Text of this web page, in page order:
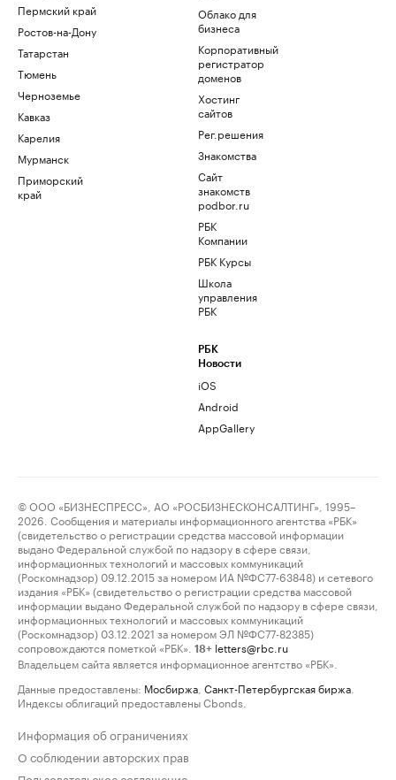
Пермский край
Ростов-на-Дону
Татарстан
Тюмень
Черноземье
Кавказ
Карелия
Мурманск
Приморский
край
Облако для
бизнеса
Корпоративный
регистратор
доменов
Хостинг
сайтов
Рег.решения
Знакомства
Сайт
знакомств
podbor.ru
РБК
Компании
РБК Курсы
Школа
управления
РБК
РБК
Новости
iOS
Android
AppGallery
© ООО «БИЗНЕСПРЕСС», АО «РОСБИЗНЕСКОНСАЛТИНГ», 1995–
2026. Сообщения и материалы информационного агентства «РБК»
(свидетельство о регистрации средства массовой информации
выдано Федеральной службой по надзору в сфере связи,
информационных технологий и массовых коммуникаций
(Роскомнадзор) 09.12.2015 за номером ИА №ФС77-63848) и сетевого
издания «РБК» (свидетельство о регистрации средства массовой
информации выдано Федеральной службой по надзору в сфере связи,
информационных технологий и массовых коммуникаций
(Роскомнадзор) 03.12.2021 за номером ЭЛ №ФС77-82385)
сопровождаются пометкой «РБК».
18+ letters@rbc.ru
Владельцем сайта является информационное агентство «РБК».
Данные предоставлены: Мосбиржа Санкт-Петербургская биржа
Индексы облигаций предоставлены Cbonds.
Информация об ограничениях
О соблюдении авторских прав